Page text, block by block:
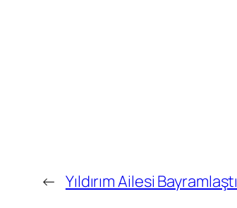
← Yıldırım Ailesi Bayramlaştı